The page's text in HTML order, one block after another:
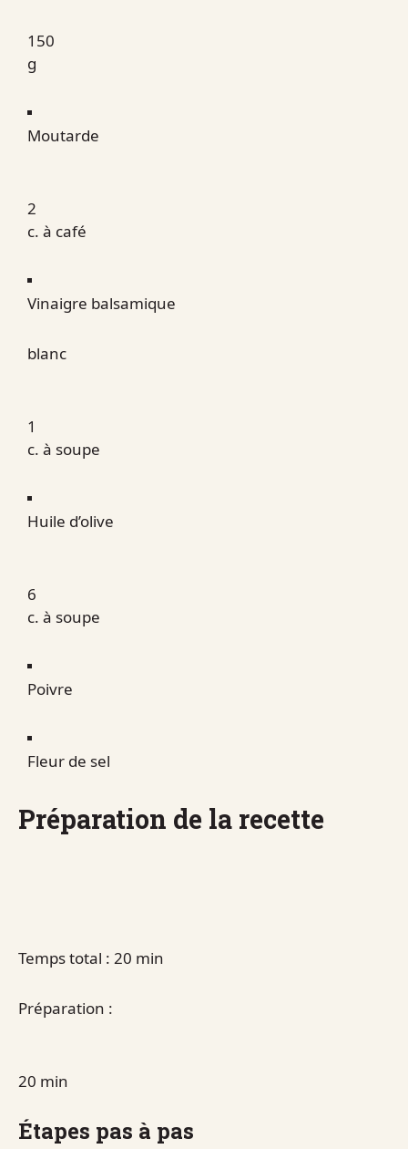
150
g
Moutarde
2
c. à café
Vinaigre balsamique
blanc
1
c. à soupe
Huile d’olive
6
c. à soupe
Poivre
Fleur de sel
Préparation de la recette
Temps total : 20 min
Préparation :
20 min
Étapes pas à pas